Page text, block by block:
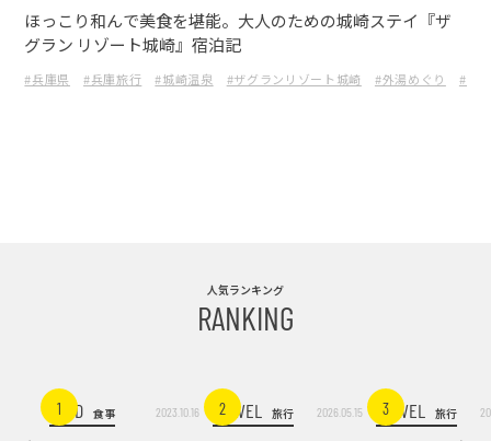
ほっこり和んで美食を堪能。大人のための城崎ステイ『ザ
グラン リゾート城崎』宿泊記
#兵庫県 #兵庫旅行 #城崎温泉 #ザグランリゾート城崎 #外湯めぐり #温
人気ランキング
RANKING
1FOOD 食事 2023.10.16 2
TRAVEL 旅行 2026.05.15 3
TRAVEL 旅行